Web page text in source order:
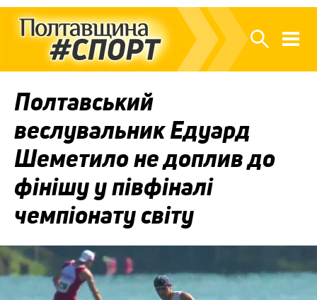
Полтавський
веслувальник Едуард
Шеметило не доплив до
фінішу у півфіналі
чемпіонату світу